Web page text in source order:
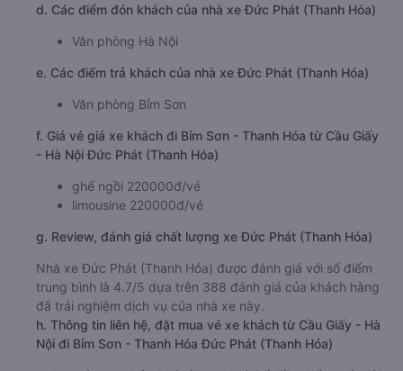
d. Các điểm đón khách của nhà xe Đức Phát (Thanh Hóa)
Văn phòng Hà Nội
e. Các điểm trả khách của nhà xe Đức Phát (Thanh Hóa)
Văn phòng Bỉm Sơn
f. Giá vé giá xe khách đi Bỉm Sơn - Thanh Hóa từ Cầu Giấy
- Hà Nội Đức Phát (Thanh Hóa)
ghế ngồi 220000đ/vé
limousine 220000đ/vé
g. Review, đánh giá chất lượng xe Đức Phát (Thanh Hóa)
Nhà xe Đức Phát (Thanh Hóa) được đánh giá với số điểm
trung bình là 4.7/5 dựa trên 388 đánh giá của khách hàng
đã trải nghiệm dịch vụ của nhà xe này.
h. Thông tin liên hệ, đặt mua vé xe khách từ Cầu Giấy - Hà
Nội đi Bỉm Sơn - Thanh Hóa Đức Phát (Thanh Hóa)